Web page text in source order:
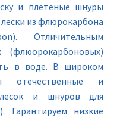
и плетеные шнуры
из флюрокарбона
Отличительным
(флюорокарбоновых)
в воде. В широком
отечественные и
и шнуров для
Гарантируем низкие